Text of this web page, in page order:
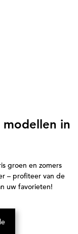
in
groen en zomers
– profiteer van de
uw favorieten!
nieuw tabblad)